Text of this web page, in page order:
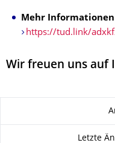
Mehr
https://tud.link/
Wir freuen uns auf
Letzte